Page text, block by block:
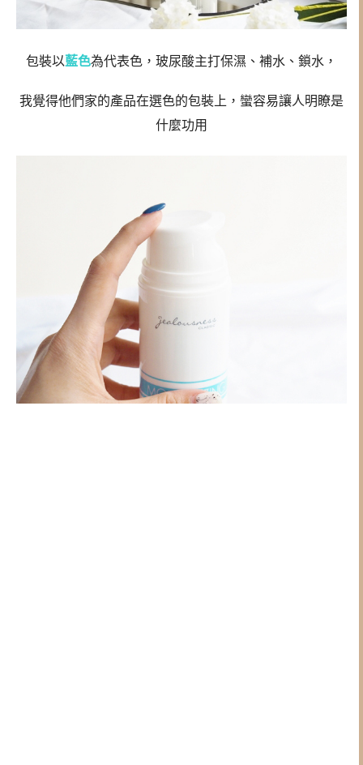
包裝以藍色為代表色，玻尿酸主打保濕、補水、鎖水，
我覺得他們家的產品在選色的包裝上，蠻容易讓人明瞭是
什麼功用